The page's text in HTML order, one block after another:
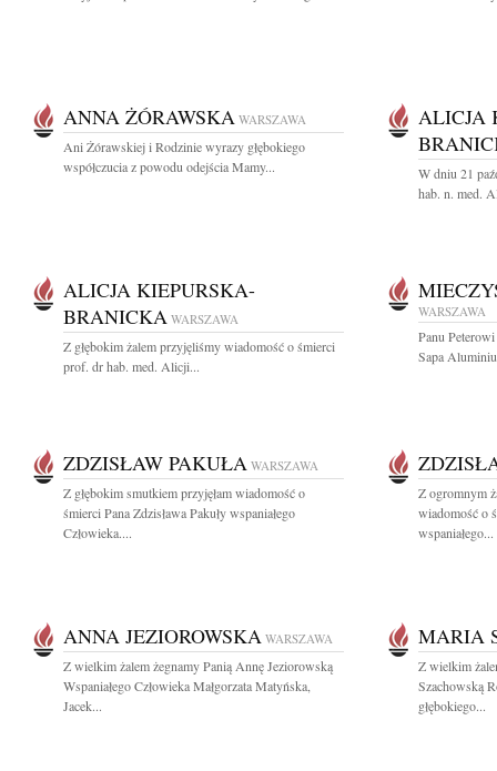
ANNA ŻÓRAWSKA WARSZAWA
Ani Żórawskiej i Rodzinie wyrazy głębokiego
współczucia z powodu odejścia Mamy...
ALICJA
W dniu 21
hab. n. med.
ALICJA KIEPURSKA-
BRANICKA WARSZAWA
Z głębokim żalem przyjęliśmy wiadomość o śmierci
prof. dr hab. med. Alicji...
WARSZAWA
Panu
Sapa
ZDZISŁAW PAKUŁA WARSZAWA
Z głębokim smutkiem przyjęłam wiadomość o
śmierci Pana Zdzisława Pakuły wspaniałego
Człowieka....
Z ogromnym
wiadomość o
wspaniałego...
ANNA JEZIOROWSKA WARSZAWA
Z wielkim żalem żegnamy Panią Annę Jeziorowską
Wspaniałego Człowieka Małgorzata Matyńska,
Jacek...
MARIA
Z wielkim
Szachowską
głębokiego...